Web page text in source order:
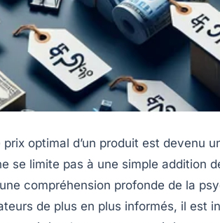
optimal d’un produit est devenu
limite pas à une simple addition
compréhension profonde de la
de plus en plus informés, il est